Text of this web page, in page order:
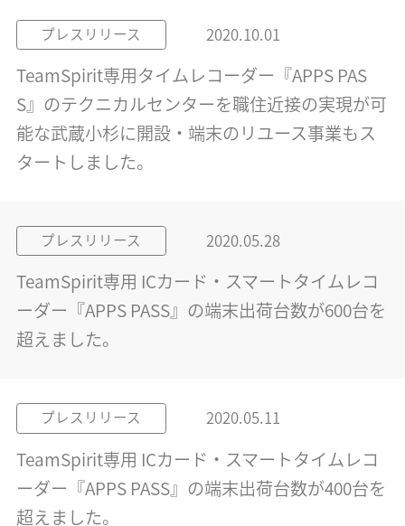
プレスリリース 2020.10.01
TeamSpirit専用タイムレコーダー『APPS PAS
S』のテクニカルセンターを職住近接の実現が可
能な武蔵小杉に開設・端末のリユース事業もス
タートしました。
プレスリリース 2020.05.28
TeamSpirit専用 ICカード・スマートタイムレコ
ーダー『APPS PASS』の端末出荷台数が600台を
超えました。
プレスリリース 2020.05.11
TeamSpirit専用 ICカード・スマートタイムレコ
ーダー『APPS PASS』の端末出荷台数が400台を
超えました。